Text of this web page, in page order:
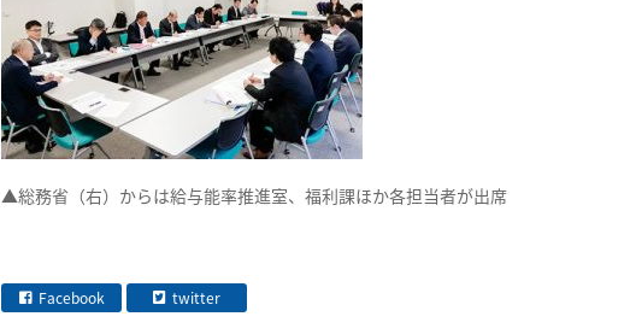
▲総務省（右）からは給与能率推進室、福利課ほか各担当者が出席
Facebook twitter